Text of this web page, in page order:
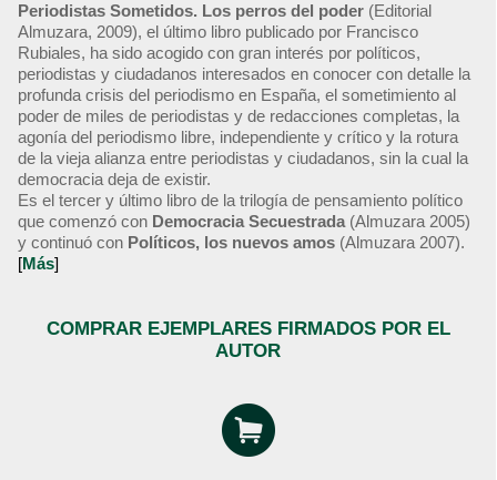
Periodistas Sometidos. Los perros del poder (Editorial
Almuzara, 2009), el último libro publicado por Francisco
Rubiales, ha sido acogido con gran interés por políticos,
periodistas y ciudadanos interesados en conocer con detalle la
profunda crisis del periodismo en España, el sometimiento al
poder de miles de periodistas y de redacciones completas, la
agonía del periodismo libre, independiente y crítico y la rotura
de la vieja alianza entre periodistas y ciudadanos, sin la cual la
democracia deja de existir.
Es el tercer y último libro de la trilogía de pensamiento político
que comenzó con Democracia Secuestrada (Almuzara 2005)
y continuó con Políticos, los nuevos amos (Almuzara 2007).
[Más]
COMPRAR EJEMPLARES FIRMADOS POR EL
AUTOR